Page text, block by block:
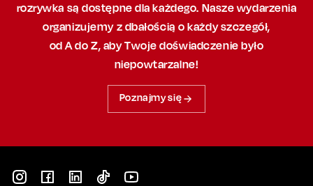
rozrywka są dostępne dla każdego. Nasze wydarzenia
organizujemy z dbałością o każdy szczegół,
od A do Z, abyTwoje doświadczenie było
niepowtarzalne!
Poznajmy się